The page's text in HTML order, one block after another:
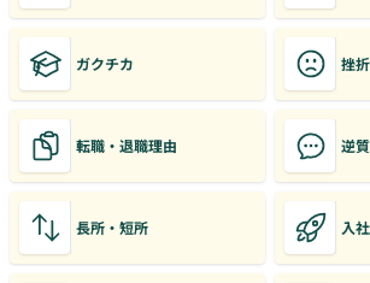
ガクチカ 挫
転職・退職理由 逆
長所・短所 入